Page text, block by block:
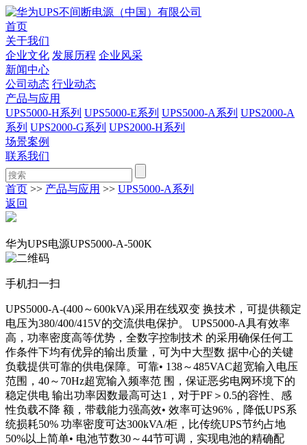
首页
关于我们
企业文化 发展历程 企业风采
新闻中心
公司动态 行业动态
产品与应用
UPS5000-H系列 UPS5000-E系列 UPS5000-A系列 UPS2000-A
系列 UPS2000-G系列 UPS2000-H系列
场景案例
联系我们
首页 >> 产品与应用 >> UPS5000-A系列
返回
华为UPS电源UPS5000-A-500K
手机扫一扫
UPS5000-A-(400～600kVA)采用在线双变 换技术，可提供额定
电压为380/400/415V的交流供电保护。 UPS5000-A具有效率
高，功率密度高等优势，全数字控制技术 的采用确保任何工
作条件下均有优异的输出质量，可为中大型数 据中心的关键
负载提供可靠的供电保障。可靠• 138～485VAC超宽输入电压
范围，40～70Hz超宽输入频率范 围，保证恶劣电网环境下的
稳定供电 输出功率因数最高可达1，对于PF＞0.5的容性、感
性负载不降 额，带载能力强高效• 效率可达96%，降低UPS系
统损耗50% 功率密度可达300kVA/柜，比传统UPS节约占地
50%以上简单• 电池节数30～44节可调，实现电池的精确配